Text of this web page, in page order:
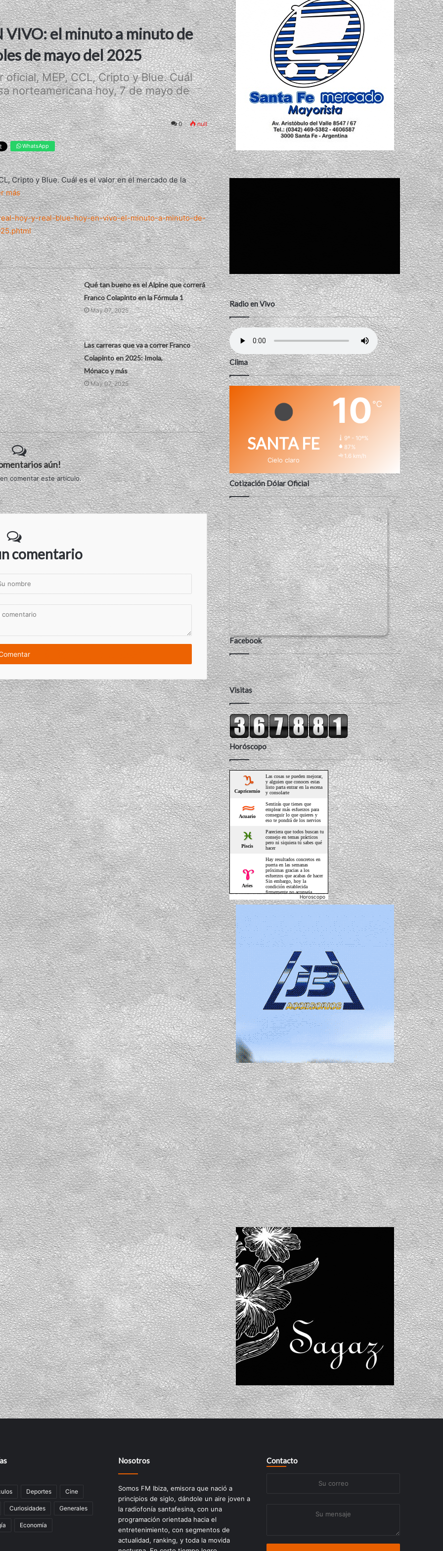
VIVO: el minuto a minuto de
de mayo del 2025
MEP, CCL, Cripto y Blue. Cuál
norteamericana hoy, 7 de mayo de
0 null
WhatsApp
Cripto y Blue. Cuál es el valor en el mercado de la
más
hoy-y-real-blue-hoy-en-vivo-el-minuto-a-minuto-de-
Qué tan bueno es el Alpine que correrá
Franco Colapinto en la Fórmula 1
May 07, 2025
Las carreras que va a correr Franco
Colapinto en 2025: Imola,
Mónaco y más
May 07, 2025
aún!
comentar este artículo.
comentario
Radio en Vivo
Clima
SANTA FE
Cielo claro
10℃
9º - 10º%
87%
1.6 km/h
Cotización Dólar Oficial
Facebook
Visitas
Horóscopo
Horoscopo
Deportes Cine
Curiosidades Generales
Economía
Nosotros
Somos FM Ibiza, emisora que nació a
principios de siglo, dándole un aire joven a
la radiofonía santafesina, con una
programación orientada hacia el
entretenimiento, con segmentos de
actualidad, ranking, y toda la movida
Contacto